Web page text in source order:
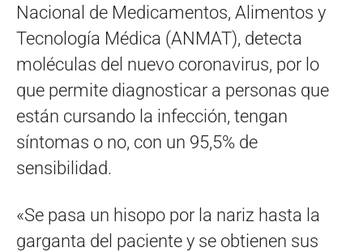
Nacional de Medicamentos, Alimentos y
Tecnología Médica (ANMAT), detecta
moléculas del nuevo coronavirus, por lo
que permite diagnosticar a personas que
están cursando la infección, tengan
síntomas o no, con un 95,5% de
sensibilidad.
«Se pasa un hisopo por la nariz hasta la
garganta del paciente y se obtienen sus